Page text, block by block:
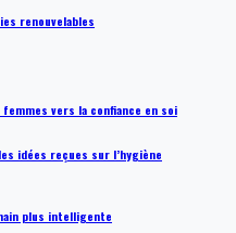
renouvelables
vers la confiance en soi
idées reçues sur l’hygiène
plus intelligente